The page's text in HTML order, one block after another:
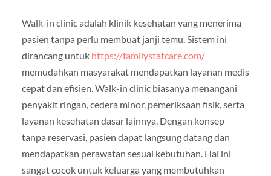
Walk-in clinic adalah klinik kesehatan yang menerima
pasien tanpa perlu membuat janji temu. Sistem ini
dirancang untuk https://familystatcare.com/
memudahkan masyarakat mendapatkan layanan medis
cepat dan efisien. Walk-in clinic biasanya menangani
penyakit ringan, cedera minor, pemeriksaan fisik, serta
layanan kesehatan dasar lainnya. Dengan konsep
tanpa reservasi, pasien dapat langsung datang dan
mendapatkan perawatan sesuai kebutuhan. Hal ini
sangat cocok untuk keluarga yang membutuhkan